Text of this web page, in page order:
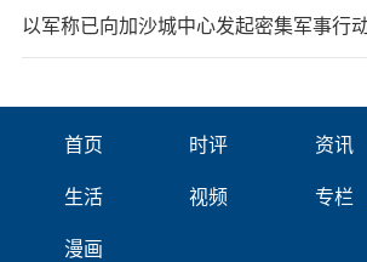
以军称已向加沙城中心发起密集军事行
首页 时评 资讯
生活 视频 专栏
漫画